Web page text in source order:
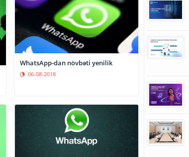
WhatsApp-dan növbəti yenilik
06-08-2018